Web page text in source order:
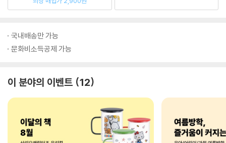
국내배송만 가능
문화비소득공제 가능
이 분야의 이벤트 12